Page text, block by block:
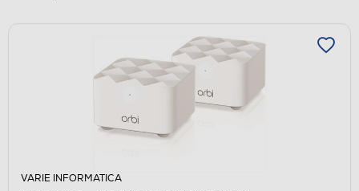
VARIE INFORMATICA